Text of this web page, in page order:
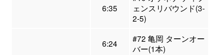
6:35
ェンスリバウンド(3-
2-5)
6:24
#72 亀岡 ターンオー
バー(1本)